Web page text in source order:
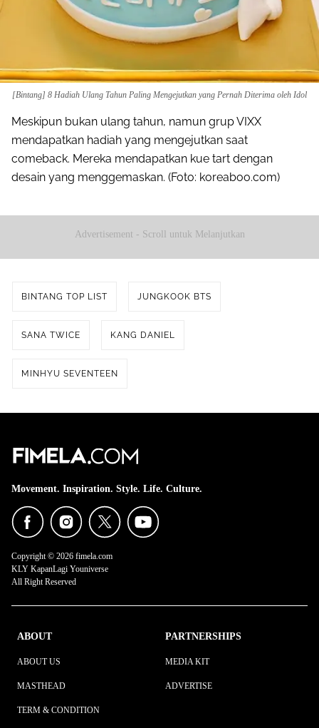
[Bintang] 8 Hadiah Ulang Tahun Paling Mengejutkan yang Pernah Diterima oleh Idol
Meskipun bukan ulang tahun, namun grup VIXX
mendapatkan hadiah yang mengejutkan saat
comeback. Mereka mendapatkan kue tart dengan
desain yang menggemaskan. (Foto: koreaboo.com)
Advertisement - Scroll untuk Melanjutkan
BINTANG TOP LIST JUNGKOOK BTS
SANA TWICE KANG DANIEL
MINHYU SEVENTEEN
Movement. Inspiration. Style. Life. Culture.
Copyright © 2026 fimela.com
KLY KapanLagi Youniverse
All Right Reserved
ABOUT
ABOUT US
MASTHEAD
TERM & CONDITION
PARTNERSHIPS
MEDIA KIT
ADVERTISE